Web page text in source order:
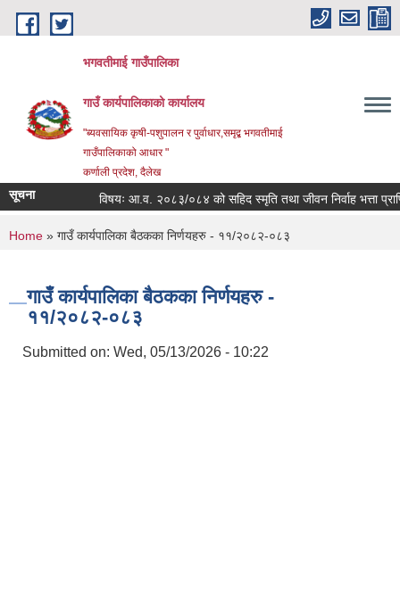
Skip to main content
भगवतीमाई गाउँपालिका
गाउँ कार्यपालिकाको कार्यालय
"ब्यवसायिक कृषी-पशुपालन र पुर्वाधार,समृद्ब भगवतीमाई
गाउँपालिकाको आधार "
कर्णाली प्रदेश, दैलेख
सूचना विषयः आ.व. २०८३/०८४ को सहिद स्मृति तथा जीवन निर्वाह भत्ता
You are here
Home » गाउँ कार्यपालिका बैठकका निर्णयहरु - ११/२०८२-०८३
गाउँ कार्यपालिका बैठकका निर्णयहरु -
११/२०८२-०८३
Submitted on: Wed, 05/13/2026 - 10:22